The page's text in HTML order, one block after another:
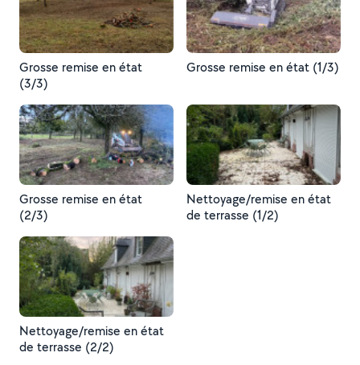
Grosse remise en état
(3/3)
Grosse remise en état (1/3)
Grosse remise en état
(2/3)
Nettoyage/remise en état
de terrasse (1/2)
Nettoyage/remise en état
de terrasse (2/2)